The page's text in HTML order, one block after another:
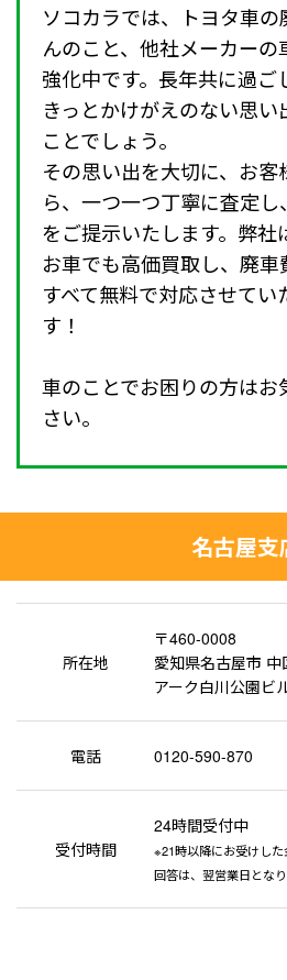
ソコカラでは、トヨタ車
んのこと、他社メーカー
強化中です。長年共に過ご
きっとかけがえのない思い
ことでしょう。
その思い出を大切に、お
ら、一つ一つ丁寧に査定
をご提示いたします。弊社
お車でも高価買取し、廃
すべて無料で対応させてい
す！
車のことでお困りの方はお
さい。
名古屋支
所在地
〒460-0008
愛知県名古屋市 中
アーク白川公園ビ
電話 0120-590-870
受付時間
24時間受付中
※21時以降にお受けし
回答は、翌営業日となり